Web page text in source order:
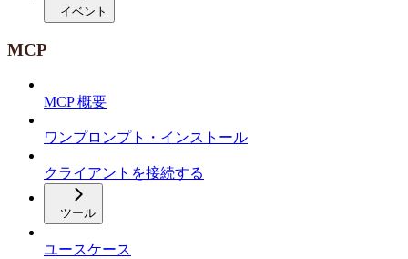
イベント
MCP
MCP 概要
ワンプロンプト・インストール
クライアントを接続する
ツール
ユースケース